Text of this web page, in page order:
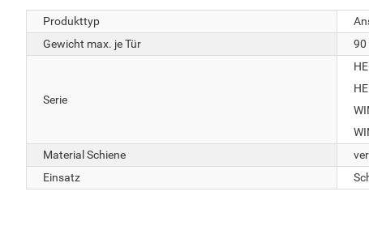
Produkttyp
Gewicht max. je Tür
90
Serie
Material Schiene
Einsatz